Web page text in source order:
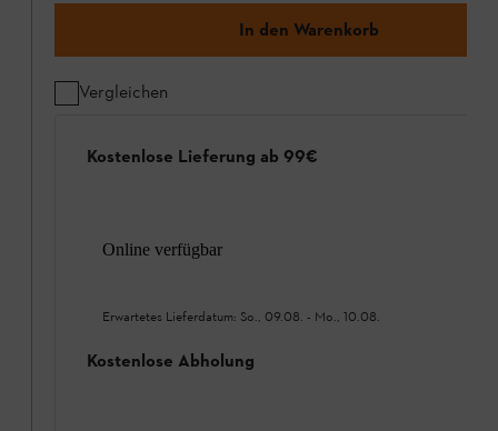
In den Warenkorb
Vergleichen
Kostenlose Lieferung ab 99€
Online verfügbar
Erwartetes Lieferdatum: So., 09.08. - Mo., 10.08.
Kostenlose Abholung